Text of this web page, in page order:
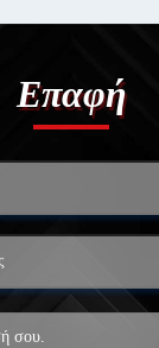
Επαφή